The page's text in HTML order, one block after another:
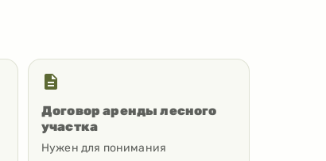
Договор аренды лесного
участка
Нужен для понимания